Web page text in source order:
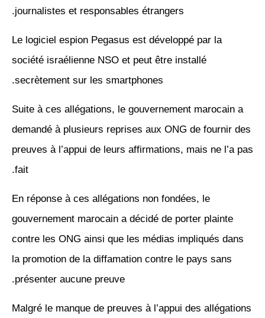
journalistes et responsables étrangers.
Le logiciel espion Pegasus est développé par la
société israélienne NSO et peut être installé
secrètement sur les smartphones.
Suite à ces allégations, le gouvernement marocain a
demandé à plusieurs reprises aux ONG de fournir des
preuves à l’appui de leurs affirmations, mais ne l’a pas
fait.
En réponse à ces allégations non fondées, le
gouvernement marocain a décidé de porter plainte
contre les ONG ainsi que les médias impliqués dans
la promotion de la diffamation contre le pays sans
présenter aucune preuve.
Malgré le manque de preuves à l’appui des allégations